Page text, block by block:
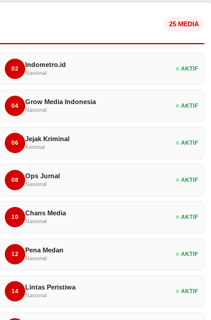
25 MEDIA
02
Indometro.id
Nasional
AKTIF
04
Grow Media Indonesia
Nasional
AKTIF
06
Jejak Kriminal
Kriminal
AKTIF
08
Ops Jurnal
Nasional
AKTIF
10
Chans Media
Nasional
AKTIF
12
Pena Medan
Nasional
AKTIF
14
Lintas Peristiwa
Nasional
AKTIF